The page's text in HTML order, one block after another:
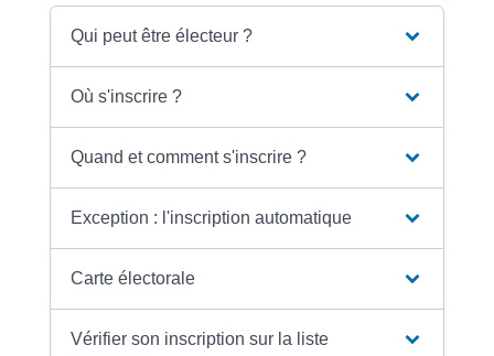
Qui peut être électeur ?
Où s'inscrire ?
Quand et comment s'inscrire ?
Exception : l'inscription automatique
Carte électorale
Vérifier son inscription sur la liste